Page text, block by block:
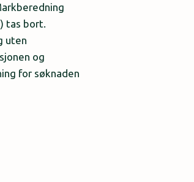
tas bort.
uten
og
for søknaden